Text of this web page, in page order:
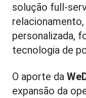
solução full-
personalizada,
tecnologia de
O aporte da
expansão da